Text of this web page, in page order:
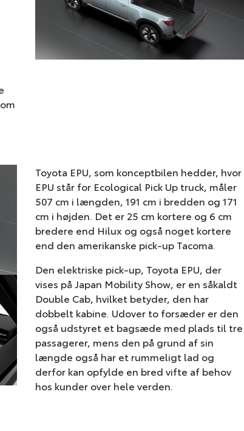
Toyota EPU, som konceptbilen hedder, hvor
EPU står for Ecological Pick Up truck, måler
507 cm i længden, 191 cm i bredden og 171
cm i højden. Det er 25 cm kortere og 6 cm
bredere end Hilux og også noget kortere
end den amerikanske pick-up Tacoma.
Den elektriske pick-up, Toyota EPU, der
vises på Japan Mobility Show, er en såkaldt
Double Cab, hvilket betyder, den har
dobbelt kabine. Udover to forsæder er den
også udstyret et bagsæde med plads til tre
passagerer, mens den på grund af sin
længde også har et rummeligt lad og
derfor kan opfylde en bred vifte af behov
hos kunder over hele verden.